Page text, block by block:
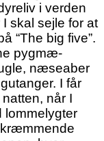
i verden
skal sejle for at
“The big five”.
pygmæ-
næseaber
I får
når I
lommelygter